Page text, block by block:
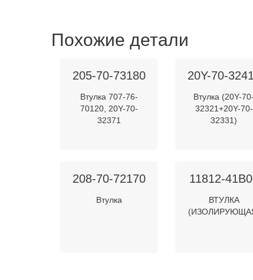
Похожие детали
205-70-73180
Втулка 707-76-
70120, 20Y-70-
32371
20Y-70-
Втулка (20Y-70-
32321+20Y-70-
32331)
208-70-72170
Втулка
11812-
ВТУЛКА